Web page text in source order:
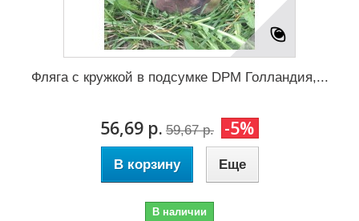
Фляга с кружкой в подсумке DPM Голландия,...
56,69 р. 59,67 р. -5%
В корзину Еще
В наличии